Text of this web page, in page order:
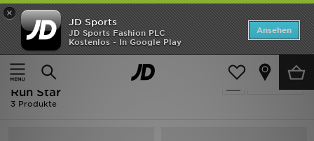
×
JD Sports
JD Sports Fashion PLC
Kostenlos - In Google Play
Ansehen
Home
Converse Sportschuhe - Converse Run Star
Verfeinern
Converse Sportschuhe - Converse
Run Star
3 Produkte
ANGEBOTE
Neuheiten
Herren